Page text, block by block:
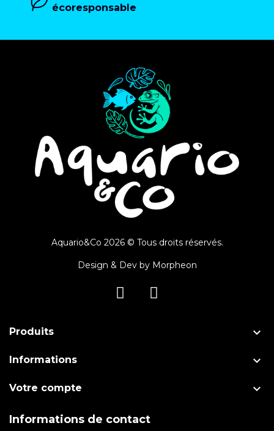
écoresponsable
Aquario&Co 2026 © Tous droits réservés.
Design & Dev by Morpheon
Produits 
Informations 
Votre compte 
Informations de contact